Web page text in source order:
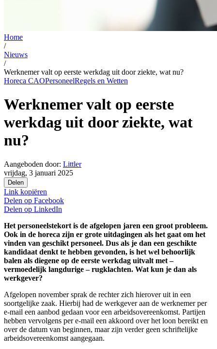
Home
/
Nieuws
/
Werknemer valt op eerste werkdag uit door ziekte, wat nu?
Horeca CAOPersoneelRegels en Wetten
Werknemer valt op eerste
werkdag uit door ziekte, wat
nu?
Aangeboden door: Littler
vrijdag, 3 januari 2025
Delen
Link kopiëren
Delen op Facebook
Delen op LinkedIn
Het personeelstekort is de afgelopen jaren een groot probleem.
Ook in de horeca zijn er grote uitdagingen als het gaat om het
vinden van geschikt personeel. Dus als je dan een geschikte
kandidaat denkt te hebben gevonden, is het wel behoorlijk
balen als diegene op de eerste werkdag uitvalt met –
vermoedelijk langdurige – rugklachten. Wat kun je dan als
werkgever?
Afgelopen november sprak de rechter zich hierover uit in een
soortgelijke zaak. Hierbij had de werkgever aan de werknemer per
e-mail een aanbod gedaan voor een arbeidsovereenkomst. Partijen
hebben vervolgens per e-mail een akkoord over het loon bereikt en
over de datum van beginnen, maar zijn verder geen schriftelijke
arbeidsovereenkomst aangegaan.